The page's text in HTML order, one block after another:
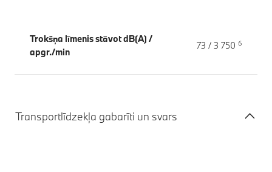
Trokšņa līmenis stāvot dB(A) /
apgr./min
73 / 3 750 6
Transportlīdzekļa gabarīti un svars